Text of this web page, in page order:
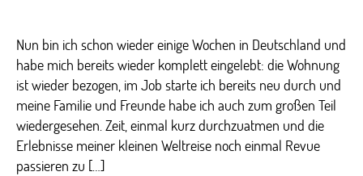
Reise
ist
vor
der
Nun bin ich schon wieder einige Wochen in Deutschland und
habe mich bereits wieder komplett eingelebt: die Wohnung
ist wieder bezogen, im Job starte ich bereits neu durch und
meine Familie und Freunde habe ich auch zum großen Teil
wiedergesehen. Zeit, einmal kurz durchzuatmen und die
Erlebnisse meiner kleinen Weltreise noch einmal Revue
passieren zu […]